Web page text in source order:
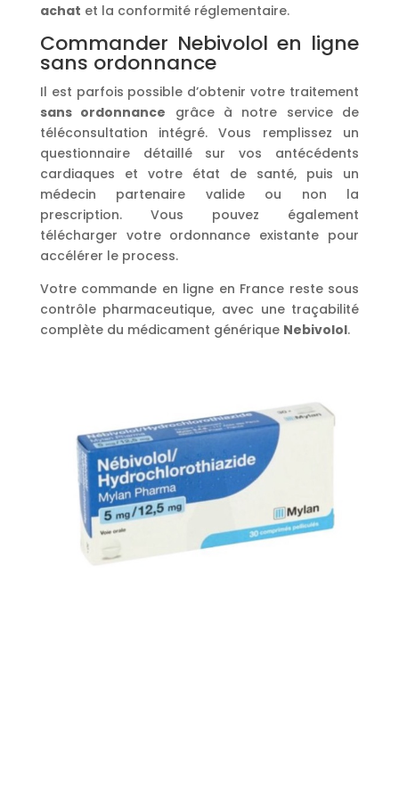
achat et la conformité réglementaire.
Commander Nebivolol en ligne
sans ordonnance
Il est parfois possible d’obtenir votre traitement
sans ordonnance grâce à notre service de
téléconsultation intégré. Vous remplissez un
questionnaire détaillé sur vos antécédents
cardiaques et votre état de santé, puis un
médecin partenaire valide ou non la
prescription. Vous pouvez également
télécharger votre ordonnance existante pour
accélérer le process.
Votre commande en ligne en France reste sous
contrôle pharmaceutique, avec une traçabilité
complète du médicament générique Nebivolol.